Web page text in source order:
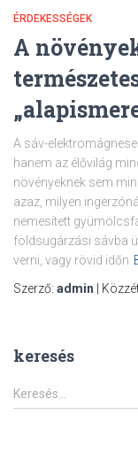
ÉRDEKESSÉGEK
A
A sáv-
hanem az élővilág
növényeknek sem
azaz, milyen
nemesített
földsugárzási sávba
verni, vagy rövid időn
Szerző: admin |
keresés
K
e
Keresés…